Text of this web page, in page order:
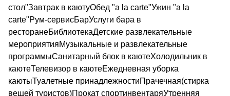
стол"Завтрак в каютуОбед "a la carte"Ужин "a la
carte"Рум-сервисБарУслуги бара в
ресторанеБиблиотекаДетские развлекательные
мероприятияМузыкальные и развлекательные
программыСанитарный блок в каютеХолодильник в
каютеТелевизор в каютеЕжедневная уборка
каютыТуалетные принадлежностиПрачечная(стирка
вещей туристов)Прокат спортинвентаряУтренняя